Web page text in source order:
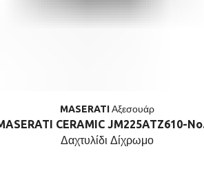
MASERATI Αξεσουάρ
CERAMIC JM225ATZ610-
Δαχτυλίδι Δίχρωμο